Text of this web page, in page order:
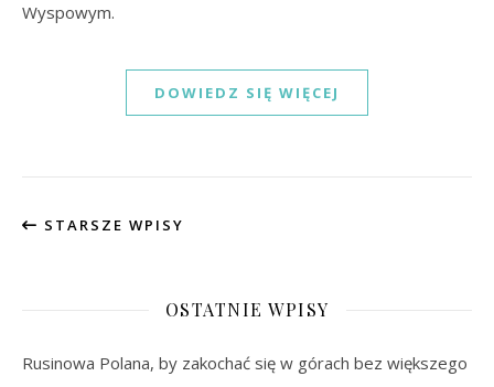
Wyspowym.
DOWIEDZ SIĘ WIĘCEJ
STARSZE WPISY
OSTATNIE WPISY
Rusinowa Polana, by zakochać się w górach bez większego